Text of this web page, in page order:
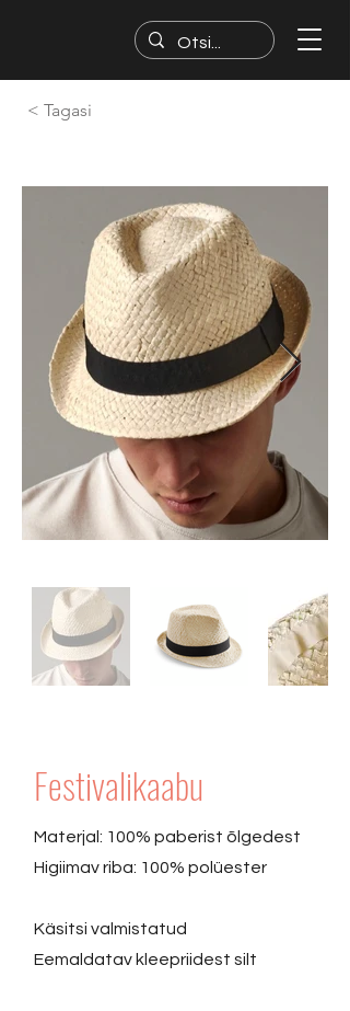
< Tagasi
Festivalikaabu
Materjal: 100% paberist õlgedest
Higiimav riba: 100% polüester
Käsitsi valmistatud
Eemaldatav kleepriidest silt